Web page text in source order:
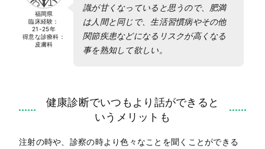
福岡県
臨床経験：
21-25年
得意な診療科：
皮膚科
識が甘くなっていると思うので、肥満
は人間と同じで、生活習慣病やその他
関節疾患などになるリスクが高くなる
事を熟知して欲しい。
健康診断でいつもより話ができると
いうメリットも
注射の時や、診察の時より色々なことを聞くことができる